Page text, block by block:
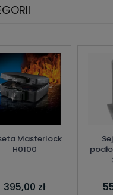
Masterlock
H0100
395,00 zł